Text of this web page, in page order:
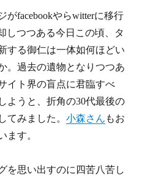
がfacebookやらwitterに移行
しつつある今日この頃、タ
する御仁は一体如何ほどい
。過去の遺物となりつつあ
イト界の盲点に君臨すべ
ようと、折角の30代最後の
てみました。小森さん もお
ます。
を思い出すのに四苦八苦し